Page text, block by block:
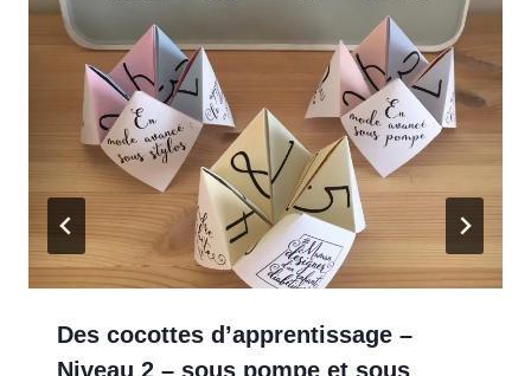
Des cocottes d’apprentissage –
Niveau 2 – sous pompe et sous